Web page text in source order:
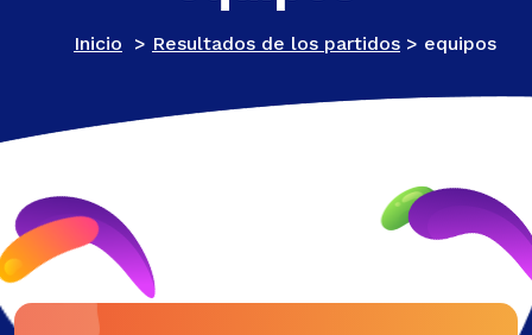
Inicio > Resultados de los partidos > equipos